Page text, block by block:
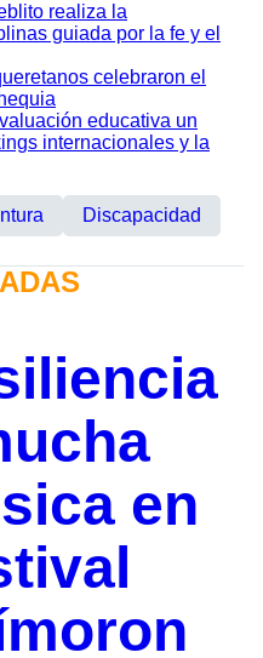
realiza la
guiada por la fe y el
celebraron el
educativa un
internacionales y la
Discapacidad
en